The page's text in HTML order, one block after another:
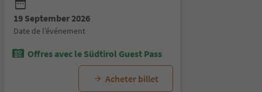
19 September 2026
date de l’événement
Offres avec le Südtirol Guest Pass
Acheter billet